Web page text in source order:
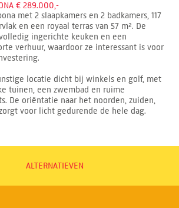
€ 289.000,-
met 2 slaapkamers en 2 badkamers, 117
en een royaal terras van 57 m². De
ingerichte keuken en een
verhuur, waardoor ze interessant is voor
locatie dicht bij winkels en golf, met
tuinen, een zwembad en ruime
De oriëntatie naar het noorden, zuiden,
voor licht gedurende de hele dag.
ALTERNATIEVEN